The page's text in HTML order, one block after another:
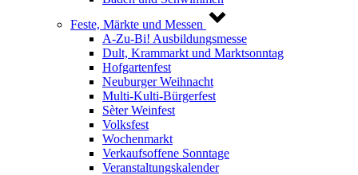
Feste, Märkte und Messen
A-Zu-Bi! Ausbildungsmesse
Dult, Krammarkt und Marktsonntag
Hofgartenfest
Neuburger Weihnacht
Multi-Kulti-Bürgerfest
Sèter Weinfest
Volksfest
Wochenmarkt
Verkaufsoffene Sonntage
Veranstaltungskalender